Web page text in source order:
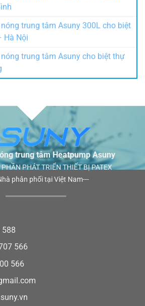
trung tâm Asuny 300L cho biệt
Hà Nội
trung tâm Asuny cho biệt thự
trung tâm Heatpump Asuny
PHẦN PHÁT TRIỂN THIẾT BỊ PATEX
phân phối tại Việt Nam---
588
566
566